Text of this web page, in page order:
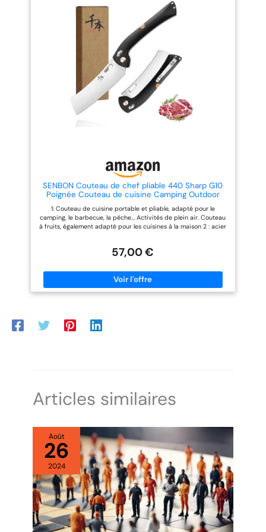
par un artisan professionnel,
belle texture, sensation de bien-
être, très durable 4 : Lame 4,8
une fois pliée, poids net 180 g, la
longueur appropriée est
pratique à plier et à transporter,
et peut répondre aux besoins de
la cuisine quotidienne 5 : ne
laissez plus les activités de plein
air devenir votre fardeau, c'est
notre beau couteau de cuisine
pliable pratique et
SENBON Couteau de chef pliable 440 Sharp G10
Poignée Couteau de cuisine Camping Outdoor
Back Clip Portable Couteau à fruits, YPG10-1
1: Couteau de cuisine portable et pliable, adapté pour le
camping, le barbecue, la pêche... Activités de plein air. Couteau
à fruits, également adapté pour les cuisines à la maison 2 : acier
texture et une bonne sensation en main, très durable 4: Lame de
14,5 cm, poids net 140 g. La longueur appropriée est facile à plier
et à transporter, ce qui peut répondre aux exigences de la
cuisine quotidienne 5: Ne vous laissez plus gêner par les
57,00 €
Articles similaires
Août
26
2024